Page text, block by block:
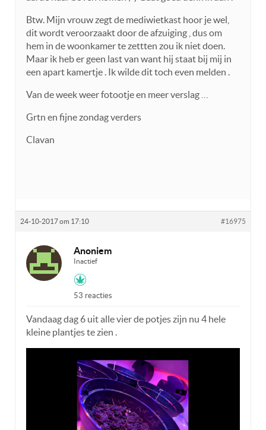
Btw. Mijn vrouw zegt de mediwietkast hoor je wel,
dit wordt veroorzaakt door de afzuiging , dus om
hem in de woonkamer te zettten zou ik niet doen.
Maar ik heb er geen last van want hij staat bij mij in
een apart kamertje . Ik wilde dit toch even melden .
Van de week weer fotootje en meer verslag …
Grtn en fijne zondag verders
Clavan
24-10-2017 om 17:10 #16975
Anoniem
Inactief
53 reacties
Vandaag dag 6 uit alle vier de potjes zijn nu 4 hele
kleine plantjes te zien .